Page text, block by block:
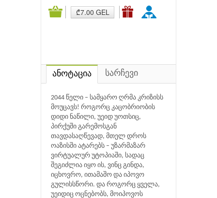
₾7.00 GEL
ანოტაცია სარჩევი
2044 წელი – სამყარო ღრმა კრიზისს
მოუცავს! როგორც კაცობრიობის
დიდი ნაწილი, უეიდ უოთსიც,
პირქუში გარემოსგან
თავდასაღწევად, მთელ დროს
ოაზისში ატარებს – უზარმაზარ
ვირტუალურ უტოპიაში, სადაც
შეგიძლია იყო ის, ვინც გინდა,
იცხოვრო, ითამაშო და იპოვო
გულისსწორი. და როგორც ყველა,
უეიდიც ოცნებობს, მოიპოვოს